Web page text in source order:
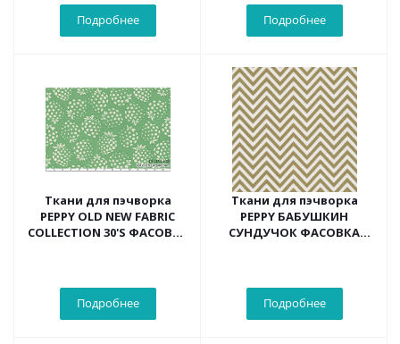
Подробнее Подробнее
Ткани для пэчворка
PEPPY OLD NEW FABRIC
COLLECTION 30'S ФАСОВКА
Подробнее
Ткани для пэчворка
PEPPY БАБУШКИН
СУНДУЧОК ФАСОВКА
Подробнее